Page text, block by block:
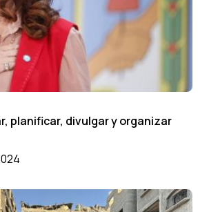
planificar, divulgar y organizar